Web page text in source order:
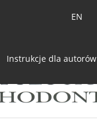
EN
Instrukcje dla autorów